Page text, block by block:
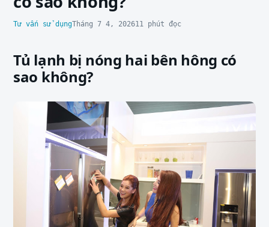
Tư vấn sử dụngTháng 7 4, 202611 phút đọc
Tủ lạnh bị nóng hai bên hông có
sao không?